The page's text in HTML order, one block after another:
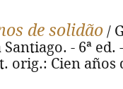
de solidão /
- 6ª ed.
orig.: Cien años